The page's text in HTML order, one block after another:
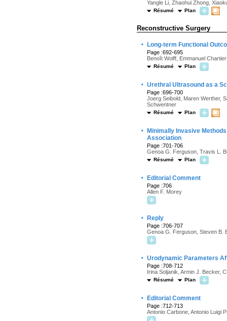
Yangle Li, Zhaohui Zhong,
Résumé Plan
Reconstructive Surgery
· Long-term Functional
Page :692-695
Benoît Wolff, Emmanuel
Résumé Plan
· Urethral Ultrasound as a
Page :696-700
Joerg Seibold, Maren Werther,
Schwentner
Résumé Plan
·
Minimally Invasive
Association
Page :701-706
Genoa G. Ferguson, Travis L.
Résumé Plan
· Editorial Comment
Page :706
Allen F. Morey
· Reply
Page :706-707
Genoa G. Ferguson, Steven B.
· Urodynamic Parameters
Page :708-712
Irina Soljanik, Armin J. Becker,
Résumé Plan
· Editorial Comment
Page :712-713
Antonio Carbone, Antonio Luigi